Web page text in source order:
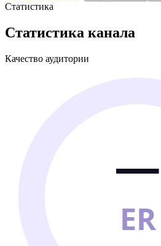
Статистика
Статистика канала
Качество аудитории
—
ER